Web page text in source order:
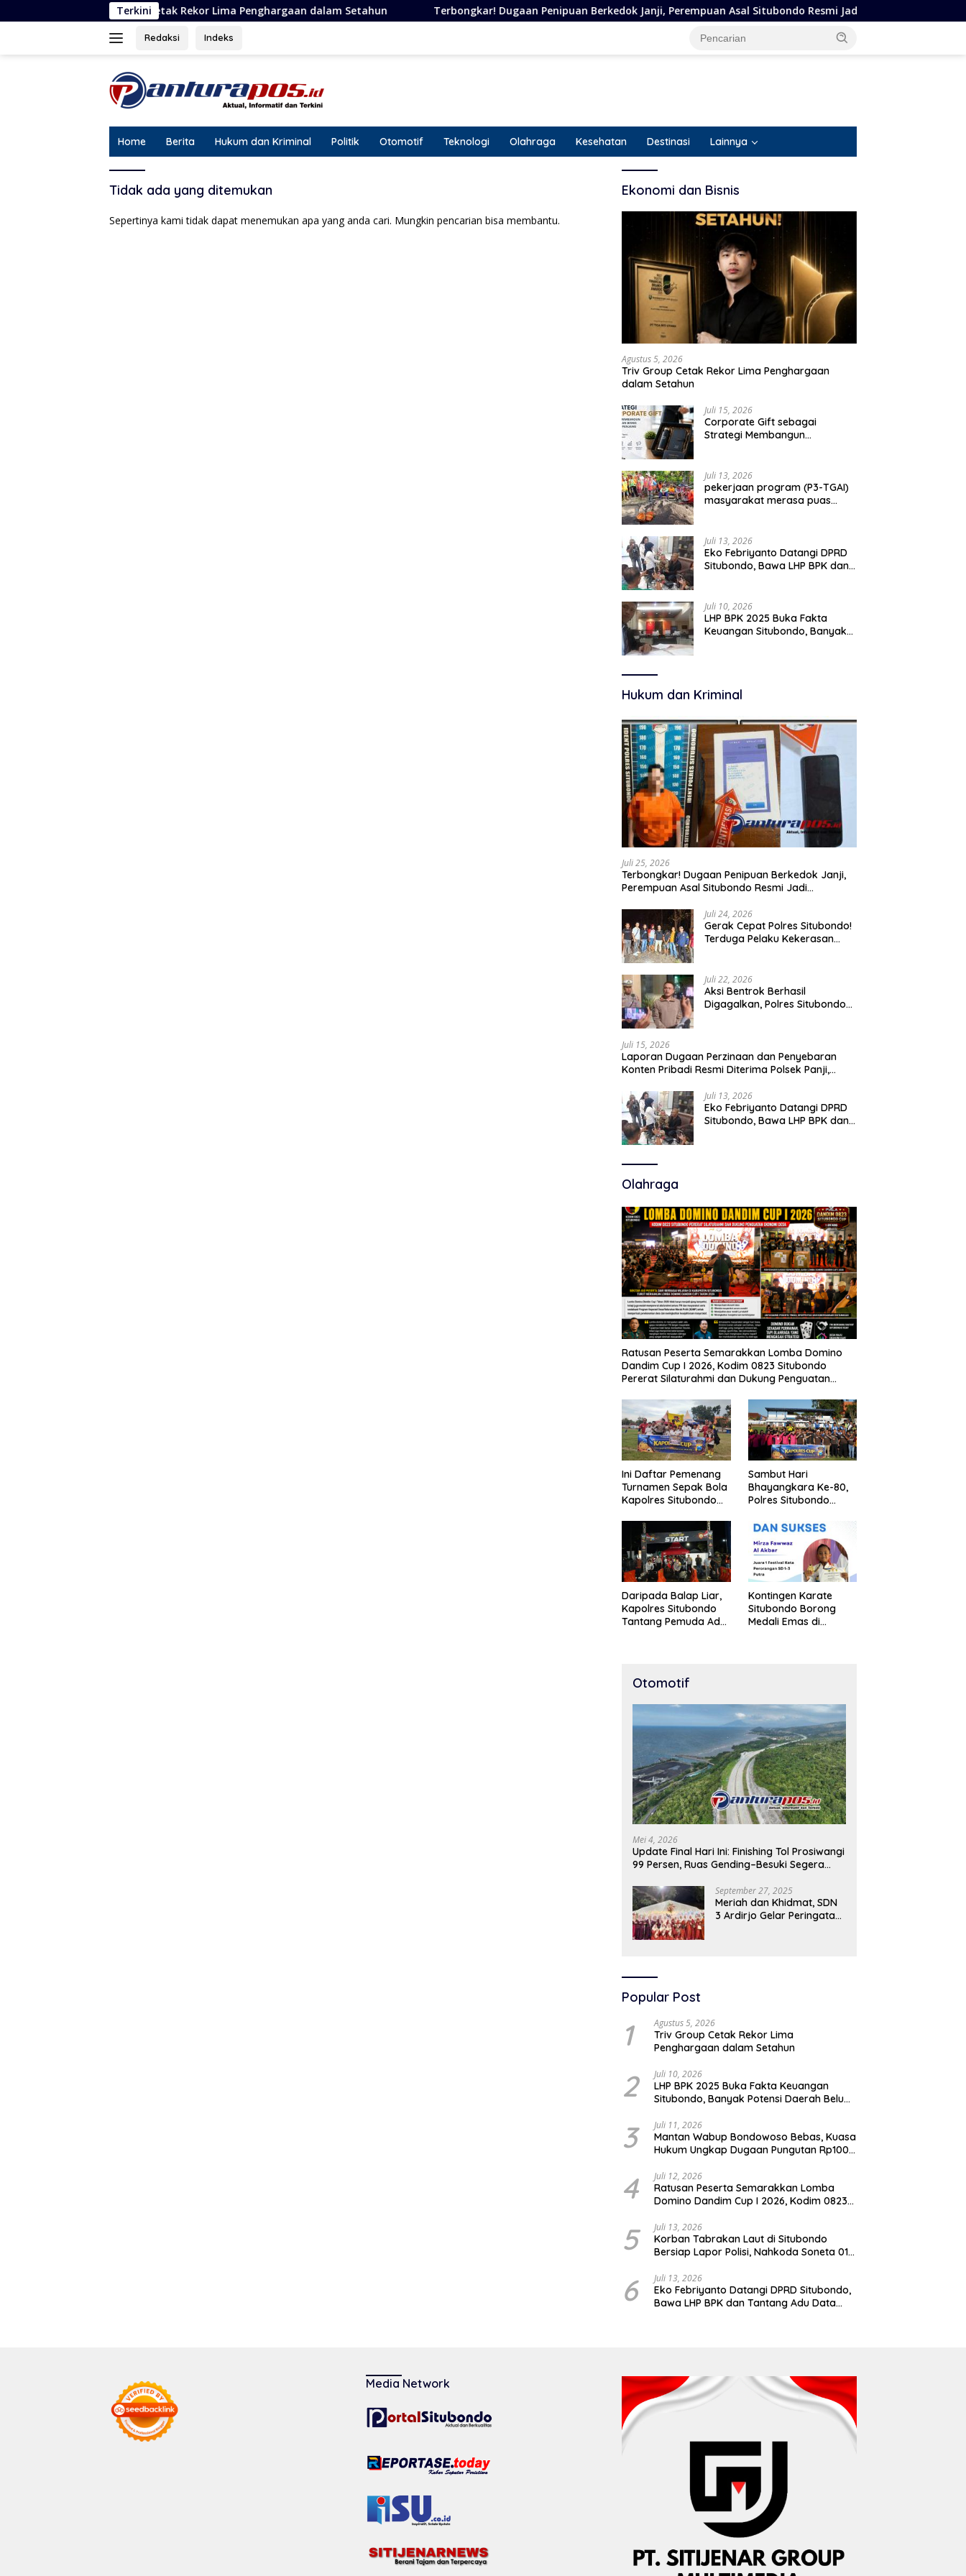
ke
Terkini
Triv Group Cetak Rekor Lima Penghargaan dalam Setahun Terbongkar! Dugaan Penipuan Berkedok Janji, Perempuan Asal Situbondo Resmi Jadi Tersangka dan Ditahan Polisi
Redaksi Indeks
Home Berita Hukum dan Kriminal Politik Otomotif Teknologi Olahraga Kesehatan Destinasi Lainnya
Tidak ada yang ditemukan
Sepertinya kami tidak dapat menemukan apa yang anda cari. Mungkin pencarian bisa membantu.
Ekonomi dan Bisnis
Agustus 5, 2026
Triv Group Cetak Rekor Lima Penghargaan
dalam Setahun
Juli 15, 2026
Corporate Gift sebagai
Strategi Membangun
Juli 13, 2026
pekerjaan program (P3-TGAI)
masyarakat merasa puas
Juli 13, 2026
Eko Febriyanto Datangi DPRD
Situbondo, Bawa LHP BPK dan
Juli 10, 2026
LHP BPK 2025 Buka Fakta
Keuangan Situbondo, Banyak
Hukum dan Kriminal
Juli 25, 2026
Terbongkar! Dugaan Penipuan Berkedok Janji,
Perempuan Asal Situbondo Resmi Jadi
Juli 24, 2026
Gerak Cepat Polres Situbondo!
Terduga Pelaku Kekerasan
Juli 22, 2026
Aksi Bentrok Berhasil
Digagalkan, Polres Situbondo
Juli 15, 2026
Laporan Dugaan Perzinaan dan Penyebaran
Konten Pribadi Resmi Diterima Polsek Panji,
Juli 13, 2026
Eko Febriyanto Datangi DPRD
Situbondo, Bawa LHP BPK dan
Olahraga
Ratusan Peserta Semarakkan Lomba Domino
Dandim Cup I 2026, Kodim 0823 Situbondo
Pererat Silaturahmi dan Dukung Penguatan
Ini Daftar Pemenang
Turnamen Sepak Bola
Kapolres Situbondo
Kelompok Umur 10
Tahun
Sambut Hari
Bhayangkara Ke-80,
Polres Situbondo
Sepak Bola Kapolres
Cup 2026
Daripada Balap Liar,
Kapolres Situbondo
Tantang Pemuda Adu
Kontingen Karate
Situbondo Borong
Medali Emas di
Otomotif
Mei 4, 2026
Update Final Hari Ini: Finishing Tol Prosiwangi
99 Persen, Ruas Gending–Besuki Segera
September 27, 2025
Meriah dan Khidmat, SDN
3 Ardirjo Gelar Peringatan
Popular Post
1 Agustus 5, 2026
Triv Group Cetak Rekor Lima
Penghargaan dalam Setahun
2 Juli 10, 2026
LHP BPK 2025 Buka Fakta Keuangan
Situbondo, Banyak Potensi Daerah Belum
3 Juli 11, 2026
Mantan Wabup Bondowoso Bebas, Kuasa
Hukum Ungkap Dugaan Pungutan Rp100
4 Juli 12, 2026
Ratusan Peserta Semarakkan Lomba
Domino Dandim Cup I 2026, Kodim 0823
Dukung Penguatan Ekonomi Desa
5 Juli 13, 2026
Korban Tabrakan Laut di Situbondo
Bersiap Lapor Polisi, Nahkoda Soneta 01
Rusak
6 Juli 13, 2026
Eko Febriyanto Datangi DPRD Situbondo,
Bawa LHP BPK dan Tantang Adu Data
Media Network